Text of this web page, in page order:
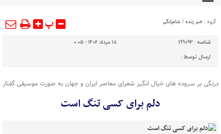
گروه : خبر زنده/شاعرانگی پ
شناسه : 199093
۱۸ مرداد ۱۴۰۲ - ۰:۰۵
ارسال توسط :
درنگی بر سروده های خیال انگیز شعرای معاصر ایران و جهان به صورت موسیقی گفتار
دلم برای کسی تنگ است